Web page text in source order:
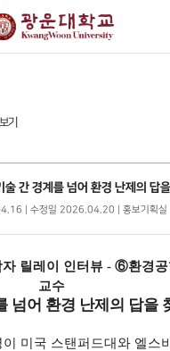
기
간 경계를 넘어 환경 난제의 답
| 수정일 2026.04.20 | 홍보기획실
자 릴레이 인터뷰-⑥환경공
교수
넘어 환경 난제의 답을
이 미국 스탠퍼드대와 엘스